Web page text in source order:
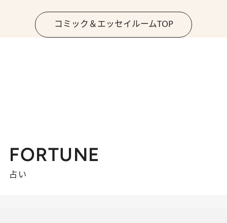
コミック＆エッセイルームTOP
FORTUNE
占い